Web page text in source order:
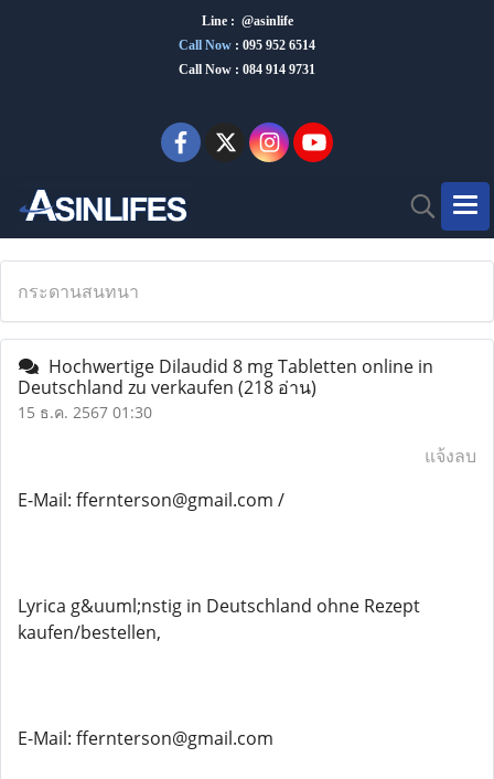
Line : @asinlife
Call Now : 095 952 6514
Call Now : 084 914 9731
กระดานสนทนา
Hochwertige Dilaudid 8 mg Tabletten online in
Deutschland zu verkaufen (218 อ่าน)
15 ธ.ค. 2567 01:30
แจ้งลบ
E-Mail: ffernterson@gmail.com /
Lyrica g&uuml;nstig in Deutschland ohne Rezept
kaufen/bestellen,
E-Mail: ffernterson@gmail.com